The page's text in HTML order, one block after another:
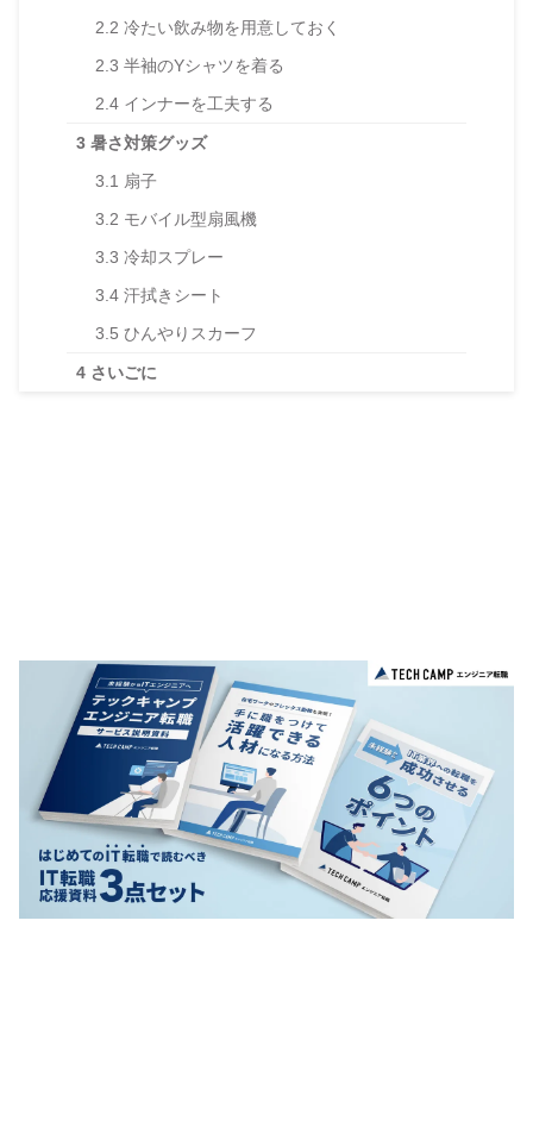
2.2 冷たい飲み物を用意しておく
2.3 半袖のYシャツを着る
2.4 インナーを工夫する
3 暑さ対策グッズ
3.1 扇子
3.2 モバイル型扇風機
3.3 冷却スプレー
3.4 汗拭きシート
3.5 ひんやりスカーフ
4 さいごに